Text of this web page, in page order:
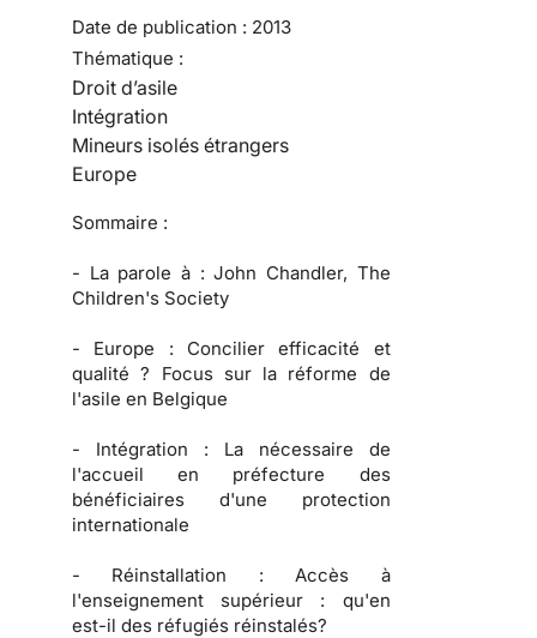
Date de publication : 2013
Thématique :
Droit d’asile
Intégration
Mineurs isolés étrangers
Europe
Sommaire :
- La parole à : John Chandler, The
Children's Society
- Europe : Concilier efficacité et
qualité ? Focus sur la réforme de
l'asile en Belgique
- Intégration : La nécessaire de
l'accueil en préfecture des
bénéficiaires d'une protection
internationale
- Réinstallation : Accès à
l'enseignement supérieur : qu'en
est-il des réfugiés réinstalés?